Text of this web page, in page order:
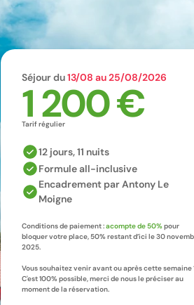
Séjour du 13/08 au 25/08/2026
1 200 €
Tarif régulier
12 jours, 11 nuits
Formule all-inclusive
Encadrement par Antony Le
Moigne
Conditions de paiement : acompte de 50% pour
bloquer votre place, 50% restant d’ici le 30
2025.
Vous souhaitez venir avant ou après cette semaine
C'est 100% possible, merci de nous le préciser au
moment de la réservation.